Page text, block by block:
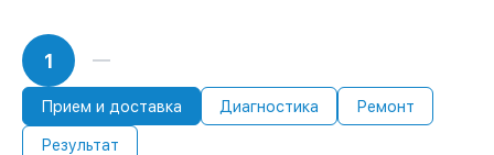
1
Прием и доставка Диагностика Ремонт
Результат